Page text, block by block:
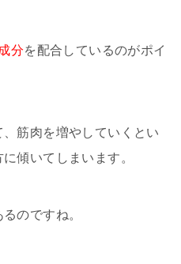
分を配合しているのがポイ
筋肉を増やしていくとい
傾いてしまいます。
のですね。